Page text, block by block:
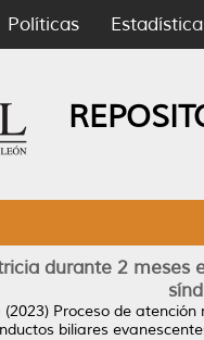
Políticas
durante 2
(2023) Proceso de
biliares